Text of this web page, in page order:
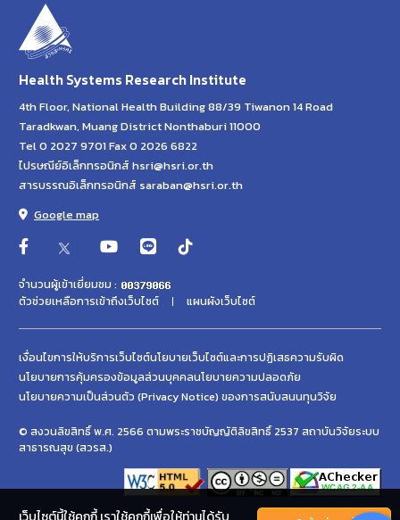
Health Systems Research Institute
4th Floor, National Health Building 88/39 Tiwanon 14 Road
Taradkwan, Muang District Nonthaburi 11000
Tel 0 2027 9701 Fax 0 2026 6822
ไปรษณีย์อิเล็กทรอนิกส์ hsri@hsri.or.th
สารบรรณอิเล็กทรอนิกส์ saraban@hsri.or.th
Google map
จำนวนผู้เข้าเยี่ยมชม :
ตัวช่วยเหลือการเข้าถึงเว็บไซต์
แผนผังเว็บไซต์
เงื่อนไขการให้บริการเว็บไซต์นโยบายเว็บไซต์และการปฏิเสธความรับผิด
นโยบายการคุ้มครองข้อมูลส่วนบุคคลนโยบายความปลอดภัย
นโยบายความเป็นส่วนตัว (Privacy Notice) ของการสนับสนนทุนวิจัย
© สงวนลิขสิทธิ์ พ.ศ. 2566 ตามพระราชบัญญัติลิขสิทธิ์ 2537 สถาบันวิจัยระบบ
สาธารณสุข (สวรส.)